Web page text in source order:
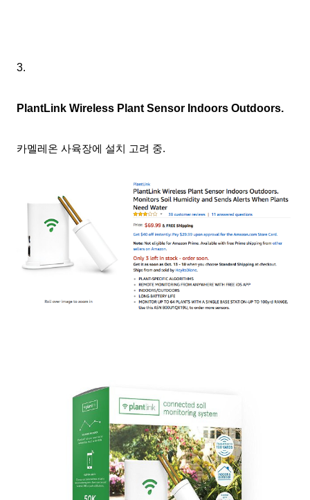
3.
PlantLink Wireless Plant Sensor Indoors Outdoors.
카멜레온 사육장에 설치 고려 중.